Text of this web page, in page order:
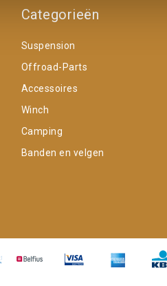
Categorieën
Suspension
Offroad-Parts
Accessoires
Winch
Camping
Banden en velgen